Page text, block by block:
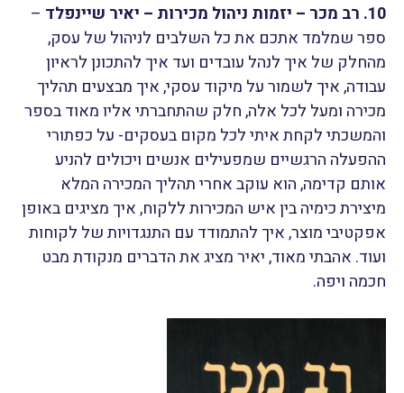
10. רב מכר – יזמות ניהול מכירות – יאיר שיינפלד
–
ספר שמלמד אתכם את כל השלבים לניהול של עסק,
מהחלק של איך לנהל עובדים ועד איך להתכונן לראיון
עבודה, איך לשמור על מיקוד עסקי, איך מבצעים תהליך
מכירה ומעל לכל אלה, חלק שהתחברתי אליו מאוד בספר
והמשכתי לקחת איתי לכל מקום בעסקים- על כפתורי
ההפעלה הרגשיים שמפעילים אנשים ויכולים להניע
אותם קדימה, הוא עוקב אחרי תהליך המכירה המלא
מיצירת כימיה בין איש המכירות ללקוח, איך מציגים באופן
אפקטיבי מוצר, איך להתמודד עם התנגדויות של לקוחות
ועוד. אהבתי מאוד, יאיר מציג את הדברים מנקודת מבט
חכמה ויפה.